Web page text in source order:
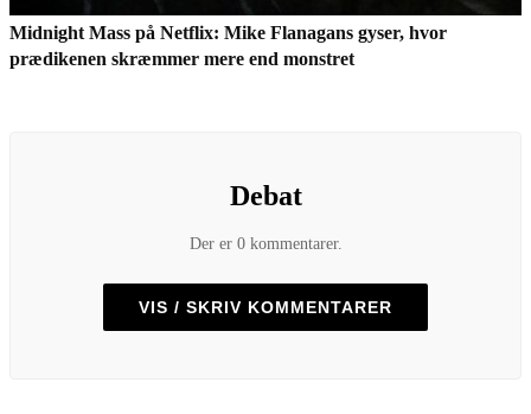
Midnight Mass på Netflix: Mike Flanagans gyser, hvor
prædikenen skræmmer mere end monstret
Debat
Der er 0 kommentarer.
VIS / SKRIV KOMMENTARER